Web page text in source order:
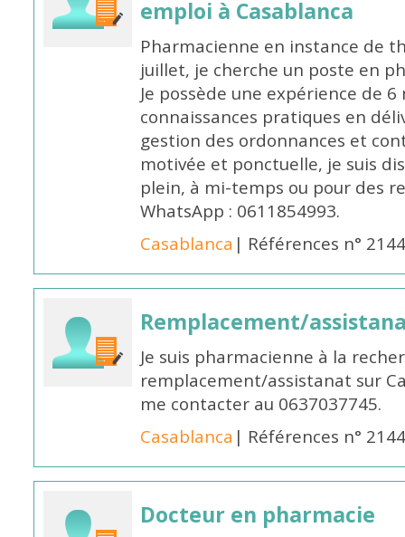
emploi à Casablanca
Pharmacienne en instance de
juillet, je cherche un poste en
Je possède une expérience de
connaissances pratiques en
gestion des ordonnances et
motivée et ponctuelle, je suis
plein, à mi-temps ou pour des
WhatsApp : 0611854993.
Casablanca | Références n°
Remplacement/
Je suis pharmacienne à la
remplacement/assistanat sur
me contacter au 0637037745.
Casablanca | Références n°
Docteur en pharmacie